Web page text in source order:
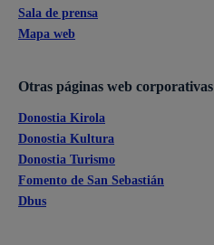
Sala de prensa
Mapa web
Otras páginas web corporativas
Donostia Kirola
Donostia Kultura
Donostia Turismo
Fomento de San Sebastián
Dbus